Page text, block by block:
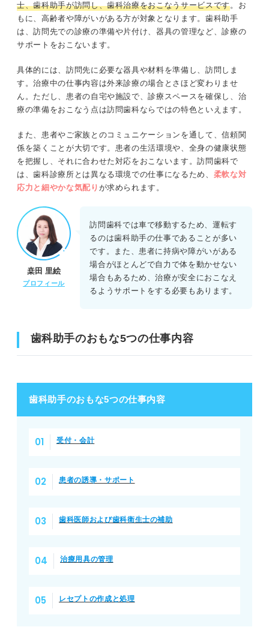
士、歯科助手が訪問し、歯科治療をおこなうサービスです。お
もに、高齢者や障がいがある方が対象となります。歯科助手
は、訪問先での診療の準備や片付け、器具の管理など、診療の
サポートをおこないます。
具体的には、訪問先に必要な器具や材料を準備し、訪問しま
す。治療中の仕事内容は外来診療の場合とさほど変わりませ
ん。ただし、患者の自宅や施設で、診療スペースを確保し、治
療の準備をおこなう点は訪問歯科ならではの特色といえます。
また、患者やご家族とのコミュニケーションを通して、信頼関
係を築くことが大切です。患者の生活環境や、全身の健康状態
を把握し、それに合わせた対応をおこないます。訪問歯科で
は、歯科診療所とは異なる環境での仕事になるため、 柔軟な対
応力と細やかな気配り が求められます。
桒田 里絵
プロフィール
訪問歯科では車で移動するため、運転す
るのは歯科助手の仕事であることが多い
です。また、患者に持病や障がいがある
場合がほとんどで自力で体を動かせない
場合もあるため、治療が安全におこなえ
るようサポートをする必要もあります。
歯科助手のおもな5つの仕事内容
歯科助手のおもな5つの仕事内容
受付・会計
患者の誘導・サポート
歯科医師および歯科衛生士の補助
治療用具の管理
レセプトの作成と処理